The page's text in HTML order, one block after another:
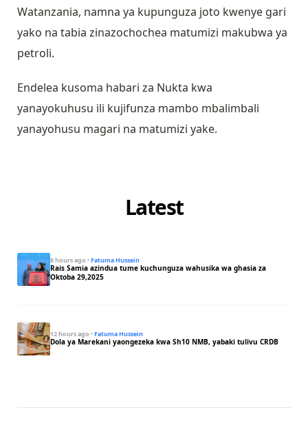
Watanzania, namna ya kupunguza joto kwenye gari
yako na tabia zinazochochea matumizi makubwa ya
petroli.
Endelea kusoma habari za Nukta kwa
yanayokuhusu ili kujifunza mambo mbalimbali
yanayohusu magari na matumizi yake.
Latest
8 hours ago · Fatuma Hussein
Rais Samia azindua tume kuchunguza wahusika wa ghasia za
Oktoba 29,2025
12 hours ago · Fatuma Hussein
Dola ya Marekani yaongezeka kwa Sh10 NMB, yabaki tulivu CRDB